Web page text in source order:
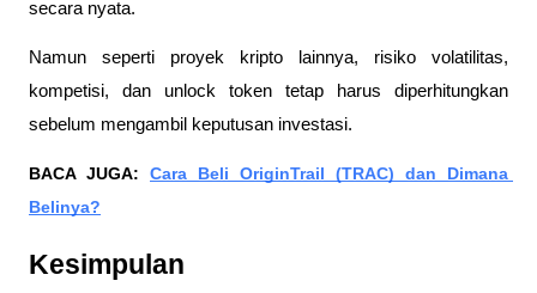
secara nyata.
Namun seperti proyek kripto lainnya, risiko volatilitas,
kompetisi, dan unlock token tetap harus diperhitungkan
sebelum mengambil keputusan investasi.
BACA JUGA: Cara Beli OriginTrail (TRAC) dan Dimana
Belinya?
Kesimpulan